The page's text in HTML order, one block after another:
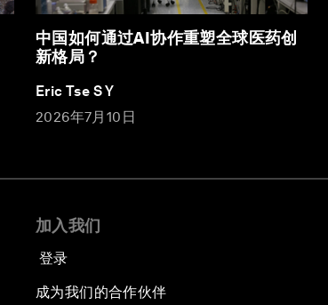
中国如何通过AI协作重塑全球医药创
新格局？
Eric Tse S Y
2026年7月10日
加入我们
登录
成为我们的合作伙伴